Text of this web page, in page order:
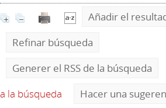
Añadir el
Refinar búsqueda
Generer el RSS de la búsqueda
a la búsqueda
Hacer una